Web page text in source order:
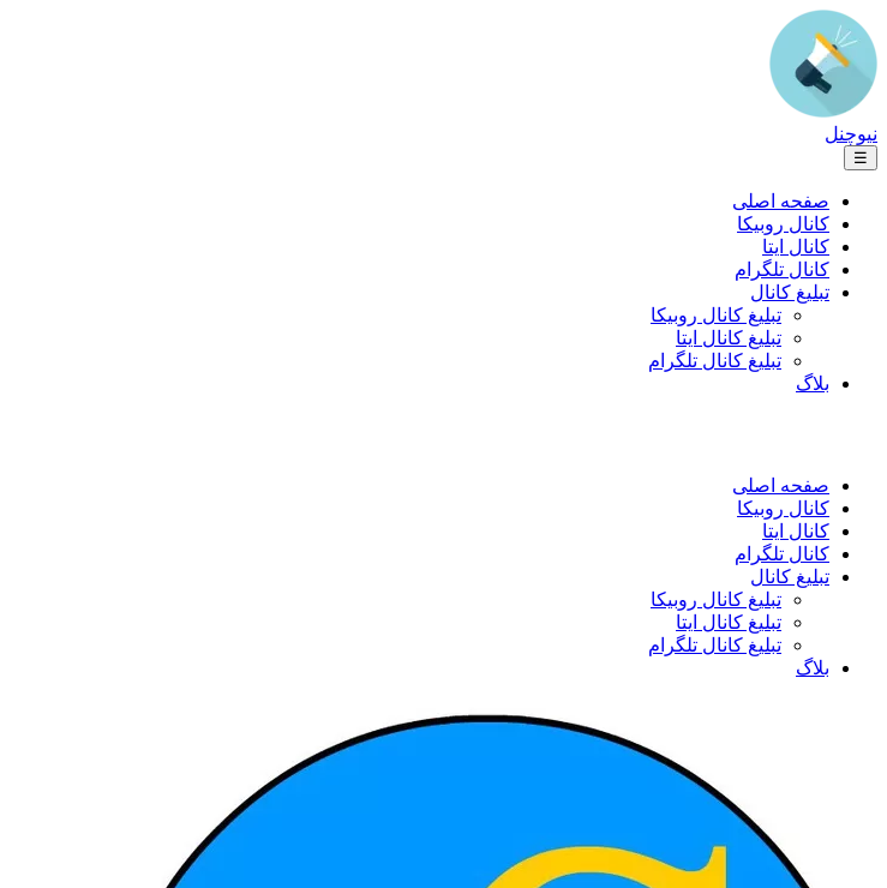
نیوچنل
☰
صفحه اصلی
کانال روبیکا
کانال ایتا
کانال تلگرام
تبلیغ کانال
تبلیغ کانال روبیکا
تبلیغ کانال ایتا
تبلیغ کانال تلگرام
بلاگ
صفحه اصلی
کانال روبیکا
کانال ایتا
کانال تلگرام
تبلیغ کانال
تبلیغ کانال روبیکا
تبلیغ کانال ایتا
تبلیغ کانال تلگرام
بلاگ